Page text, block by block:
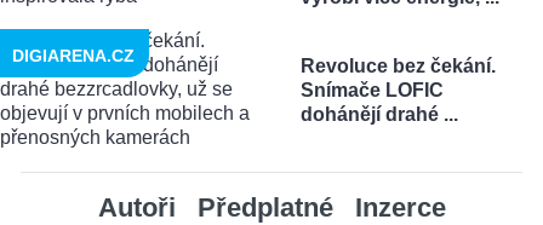
Revoluce bez čekání.
Snímače LOFIC
dohánějí drahé ...
DIGIARENA.CZ
Autoři Předplatné Inzerce